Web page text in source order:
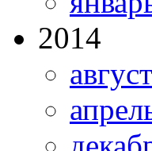
2014
август